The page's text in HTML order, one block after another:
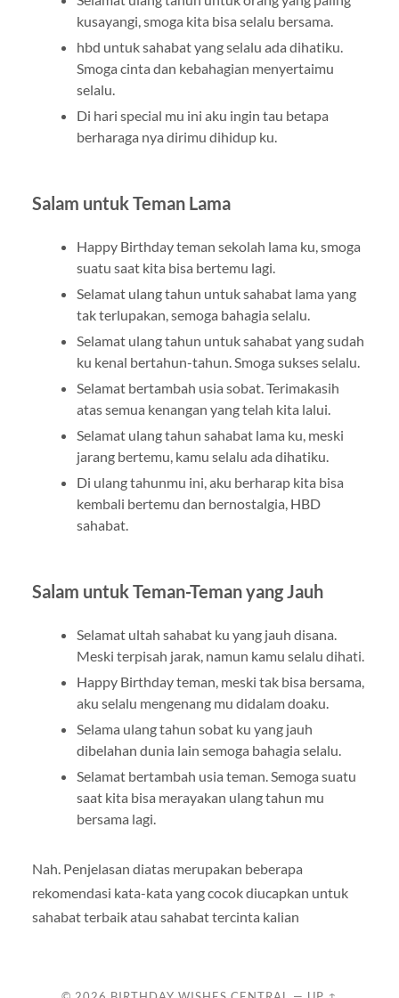
kusayangi, smoga kita bisa selalu bersama.
hbd untuk sahabat yang selalu ada dihatiku.
Smoga cinta dan kebahagian menyertaimu
selalu.
Di hari special mu ini aku ingin tau betapa
berharaga nya dirimu dihidup ku.
Salam untuk Teman Lama
Happy Birthday teman sekolah lama ku, smoga
suatu saat kita bisa bertemu lagi.
Selamat ulang tahun untuk sahabat lama yang
tak terlupakan, semoga bahagia selalu.
Selamat ulang tahun untuk sahabat yang sudah
ku kenal bertahun-tahun. Smoga sukses selalu.
Selamat bertambah usia sobat. Terimakasih
atas semua kenangan yang telah kita lalui.
Selamat ulang tahun sahabat lama ku, meski
jarang bertemu, kamu selalu ada dihatiku.
Di ulang tahunmu ini, aku berharap kita bisa
kembali bertemu dan bernostalgia, HBD
sahabat.
Salam untuk Teman-Teman yang Jauh
Selamat ultah sahabat ku yang jauh disana.
Meski terpisah jarak, namun kamu selalu dihati.
Happy Birthday teman, meski tak bisa bersama,
aku selalu mengenang mu didalam doaku.
Selama ulang tahun sobat ku yang jauh
dibelahan dunia lain semoga bahagia selalu.
Selamat bertambah usia teman. Semoga suatu
saat kita bisa merayakan ulang tahun mu
bersama lagi.
Nah. Penjelasan diatas merupakan beberapa
rekomendasi kata-kata yang cocok diucapkan untuk
sahabat terbaik atau sahabat tercinta kalian